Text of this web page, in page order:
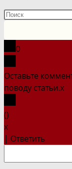
Поиск
сайте
0
Оставьте
поводу статьи.x
()
x
| Ответить